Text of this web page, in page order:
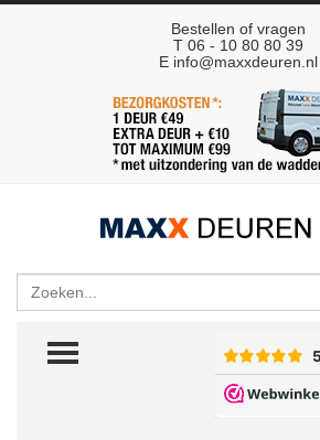
Bestellen of vragen
T 06 - 10 80 80 39
E info@maxxdeuren.nl
Zoeken
TOGGLE MENU